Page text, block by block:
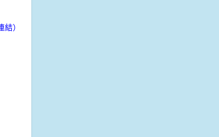
）